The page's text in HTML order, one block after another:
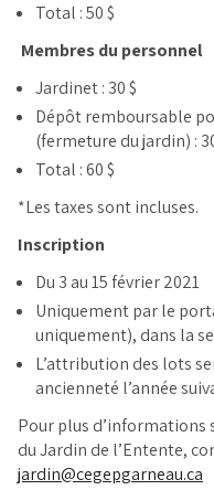
Total : 50 $
Membres du personnel
Jardinet : 30 $
Dépôt remboursable
(fermeture du jardin) :
Total : 60 $
*Les taxes sont incluses.
Inscription
Du 3 au 15 février 2021
Uniquement par le
uniquement), dans la
L’attribution des lots
ancienneté l’année
Pour plus
du Jardin de l’Entente,
jardin@cegepgarneau.ca